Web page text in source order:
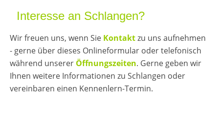
Interesse an Schlangen?
Wir freuen uns, wenn Sie Kontaktzu uns aufnehmen
- gerne über dieses Onlineformular oder telefonisch
während unserer Öffnungszeiten. Gerne geben wir
Ihnen weitere Informationen zu Schlangen oder
vereinbaren einen Kennenlern-Termin.